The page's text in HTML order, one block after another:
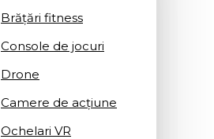
Brățări fitness
Console de jocuri
Drone
Camere de acțiune
Ochelari VR